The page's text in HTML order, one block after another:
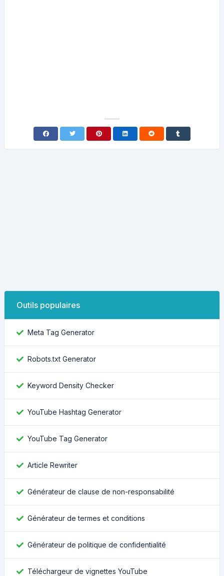
Outils populaires
Meta Tag Generator
Robots.txt Generator
Keyword Density Checker
YouTube Hashtag Generator
YouTube Tag Generator
Article Rewriter
Générateur de clause de non-responsabilité
Générateur de termes et conditions
Générateur de politique de confidentialité
Téléchargeur de vignettes YouTube